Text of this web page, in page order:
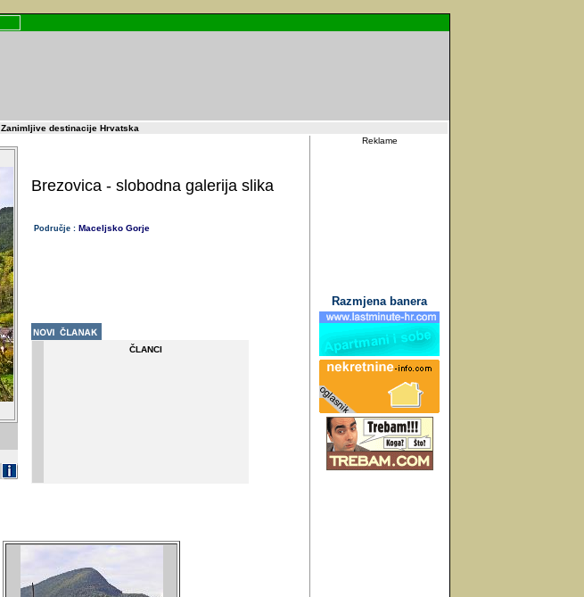
Zanimljive destinacije Hrvatska
Brezovica - slobodna galerija slika
Područje : Maceljsko Gorje
ČLANCI
Reklame
Razmjena banera